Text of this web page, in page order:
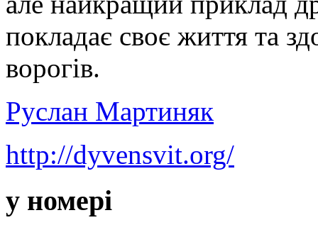
покладає своє життя та
ворогів.
Руслан Мартиняк
http://dyvensvit.org/
у номері